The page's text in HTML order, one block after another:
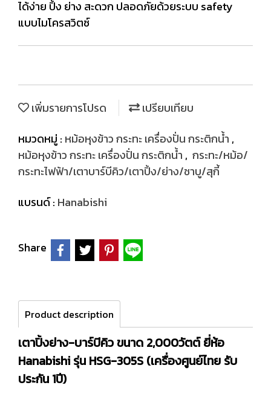
ได้ง่าย ปิ้ง ย่าง สะดวก ปลอดภัยด้วยระบบ safety
แบบไมโครสวิตซ์
เพิ่มรายการโปรด
เปรียบเทียบ
หมวดหมู่ : หม้อหุงข้าว กระทะ เครื่องปั่น กระติกน้ำ ,
หม้อหุงข้าว กระทะ เครื่องปั่น กระติกน้ำ , กระทะ/หม้อ/
กระทะไฟฟ้า/เตาบาร์บีคิว/เตาปิ้ง/ย่าง/ชาบู/สุกี้
แบรนด์ : Hanabishi
Share
Product description
เตาปิ้งย่าง-บาร์บีคิว ขนาด 2,000วัตต์ ยี่ห้อ
Hanabishi รุ่น HSG-305S (เครื่องศูนย์ไทย รับ
ประกัน 1ปี)